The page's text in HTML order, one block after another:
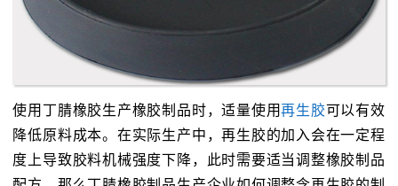
使用丁腈橡胶生产橡胶制品时，适量使用再生胶可以有效
降低原料成本。在实际生产中，再生胶的加入会在一定程
度上导致胶料机械强度下降，此时需要适当调整橡胶制品